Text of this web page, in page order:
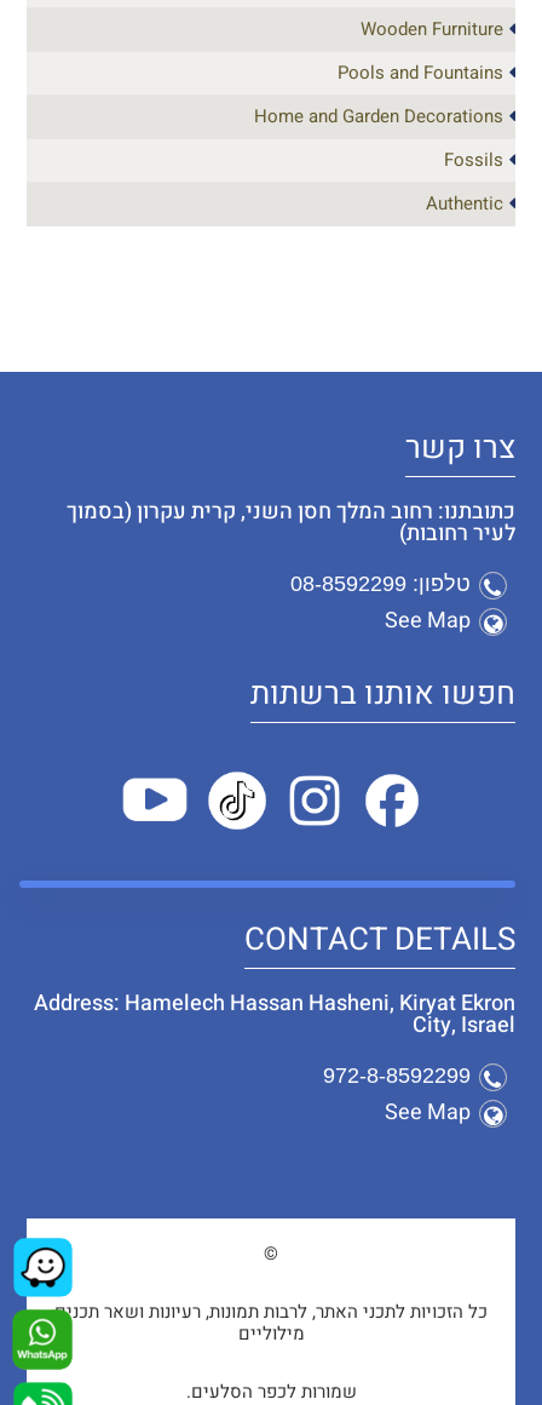
Wooden Furniture
Pools and Fountains
Home and Garden Decorations
Fossils
Authentic
צרו קשר
כתובתנו: רחוב המלך חסן השני, קרית עקרון (בסמוך
לעיר רחובות)
טלפון: 08-8592299
See Map
חפשו אותנו ברשתות
CONTACT DETAILS
Address: Hamelech Hassan Hasheni, Kiryat Ekron
City, Israel
972-8-8592299
See Map
©
כל הזכויות לתכני האתר, לרבות תמונות, רעיונות ושאר תכנים
מילוליים
שמורות לכפר הסלעים.